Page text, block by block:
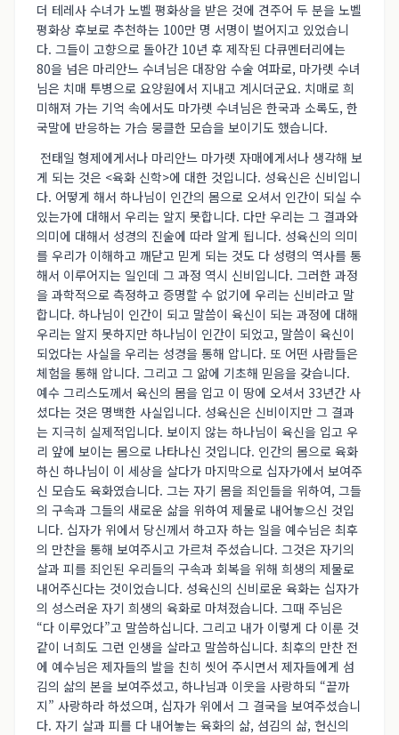
더 테레사 수녀가 노벨 평화상을 받은 것에 견주어 두 분을 노벨
평화상 후보로 추천하는 100만 명 서명이 벌어지고 있었습니
다. 그들이 고향으로 돌아간 10년 후 제작된 다큐멘터리에는
80을 넘은 마리안느 수녀님은 대장암 수술 여파로, 마가렛 수녀
님은 치매 투병으로 요양원에서 지내고 계시더군요. 치매로 희
미해져 가는 기억 속에서도 마가렛 수녀님은 한국과 소록도, 한
국말에 반응하는 가슴 뭉클한 모습을 보이기도 했습니다.
전태일 형제에게서나 마리안느 마가렛 자매에게서나 생각해 보
게 되는 것은 <육화 신학>에 대한 것입니다. 성육신은 신비입니
다. 어떻게 해서 하나님이 인간의 몸으로 오셔서 인간이 되실 수
있는가에 대해서 우리는 알지 못합니다. 다만 우리는 그 결과와
의미에 대해서 성경의 진술에 따라 알게 됩니다. 성육신의 의미
를 우리가 이해하고 깨닫고 믿게 되는 것도 다 성령의 역사를 통
해서 이루어지는 일인데 그 과정 역시 신비입니다. 그러한 과정
을 과학적으로 측정하고 증명할 수 없기에 우리는 신비라고 말
합니다. 하나님이 인간이 되고 말씀이 육신이 되는 과정에 대해
우리는 알지 못하지만 하나님이 인간이 되었고, 말씀이 육신이
되었다는 사실을 우리는 성경을 통해 압니다. 또 어떤 사람들은
체험을 통해 압니다. 그리고 그 앎에 기초해 믿음을 갖습니다.
예수 그리스도께서 육신의 몸을 입고 이 땅에 오셔서 33년간 사
셨다는 것은 명백한 사실입니다. 성육신은 신비이지만 그 결과
는 지극히 실제적입니다. 보이지 않는 하나님이 육신을 입고 우
리 앞에 보이는 몸으로 나타나신 것입니다. 인간의 몸으로 육화
하신 하나님이 이 세상을 살다가 마지막으로 십자가에서 보여주
신 모습도 육화였습니다. 그는 자기 몸을 죄인들을 위하여, 그들
의 구속과 그들의 새로운 삶을 위하여 제물로 내어놓으신 것입
니다. 십자가 위에서 당신께서 하고자 하는 일을 예수님은 최후
의 만찬을 통해 보여주시고 가르쳐 주셨습니다. 그것은 자기의
살과 피를 죄인된 우리들의 구속과 회복을 위해 희생의 제물로
내어주신다는 것이었습니다. 성육신의 신비로운 육화는 십자가
의 성스러운 자기 희생의 육화로 마쳐졌습니다. 그때 주님은
“다 이루었다”고 말씀하십니다. 그리고 내가 이렇게 다 이룬 것
같이 너희도 그런 인생을 살라고 말씀하십니다. 최후의 만찬 전
에 예수님은 제자들의 발을 친히 씻어 주시면서 제자들에게 섬
김의 삶의 본을 보여주셨고, 하나님과 이웃을 사랑하되 “끝까
지” 사랑하라 하셨으며, 십자가 위에서 그 결국을 보여주셨습니
다. 자기 살과 피를 다 내어놓는 육화의 삶, 섬김의 삶, 헌신의